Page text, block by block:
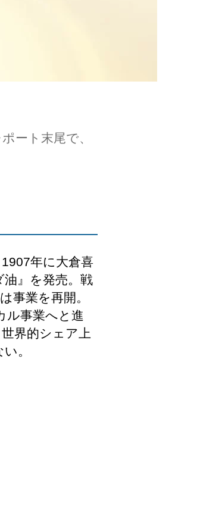
ート末尾で、
年に大倉喜
』を発売。戦
事業を再開。
ル事業へと進
界的シェア上
。